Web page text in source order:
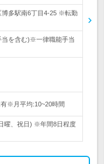
博多駅南6丁目4-25 ※転勤
当を含む)※一律職能手当
※月平均:10~20時間
曜、祝日) ※年間8日程度